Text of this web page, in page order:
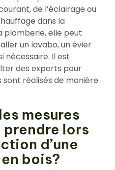
de l’éclairage ou
dans la
plomberie, elle peut
un lavabo, un évier
nécessaire. Il est
des experts pour
sont réalisés de manière
mesures
lors
d’une
bois?